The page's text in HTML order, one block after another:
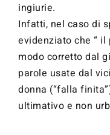
ingiurie.
Infatti, nel caso di
evidenziato che “
modo corretto dal
parole usate dal
donna (“falla
ultimativo e non